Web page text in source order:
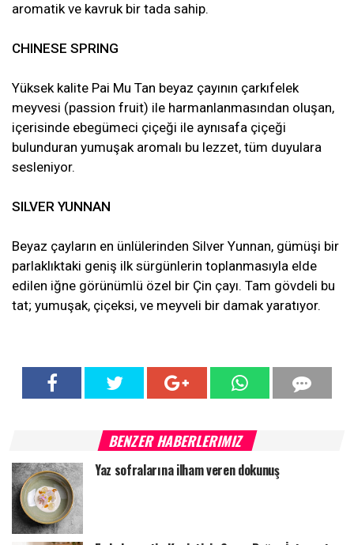
aromatik ve kavruk bir tada sahip.
CHINESE SPRING
Yüksek kalite Pai Mu Tan beyaz çayının çarkıfelek
meyvesi (passion fruit) ile harmanlanmasından oluşan,
içerisinde ebegümeci çiçeği ile aynısafa çiçeği
bulunduran yumuşak aromalı bu lezzet, tüm duyulara
sesleniyor.
SILVER YUNNAN
Beyaz çayların en ünlülerinden Silver Yunnan, gümüşi bir
parlaklıktaki geniş ilk sürgünlerin toplanmasıyla elde
edilen iğne görünümlü özel bir Çin çayı. Tam gövdeli bu
tat; yumuşak, çiçeksi, ve meyveli bir damak yaratıyor.
BENZER HABERLERIMIZ
Yaz sofralarına ilham veren dokunuş